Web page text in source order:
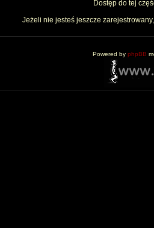
Dostęp do tej
Jeżeli nie jesteś jeszcze
Powered by phpBB